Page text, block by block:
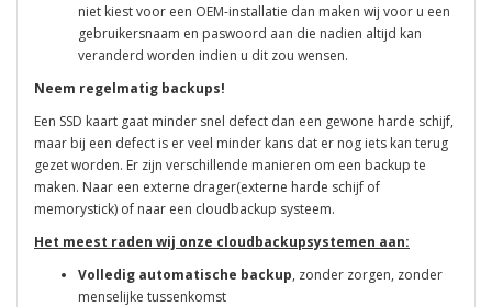
niet kiest voor een OEM-installatie dan maken wij voor u een
gebruikersnaam en paswoord aan die nadien altijd kan
veranderd worden indien u dit zou wensen.
Neem regelmatig backups!
Een SSD kaart gaat minder snel defect dan een gewone harde schijf,
maar bij een defect is er veel minder kans dat er nog iets kan terug
gezet worden. Er zijn verschillende manieren om een backup te
maken. Naar een externe drager(externe harde schijf of
memorystick) of naar een cloudbackup systeem.
Het meest raden wij onze cloudbackupsystemen aan:
Volledig automatische backup, zonder zorgen, zonder
menselijke tussenkomst